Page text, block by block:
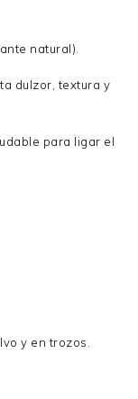
natural).
dulzor, textura y
para ligar el
y en trozos.